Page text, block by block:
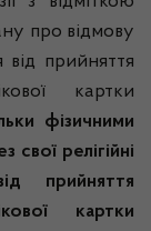
про відмову
від прийняття
картки
фізичними
релігійні
прийняття
картки